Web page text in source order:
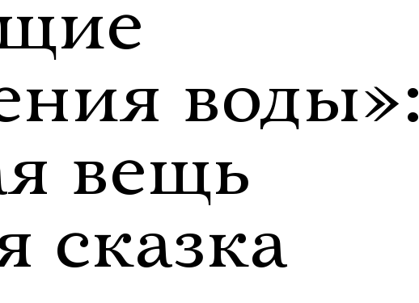
чтения
Архив проектов
Библиотека Гумилёва
Художники
Сотрудники
Владимир Максимов
воды»:
вещь
сказка